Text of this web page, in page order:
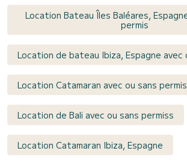
Location Bateau Îles Baléares,
permis
Location de bateau Ibiza, Espagne avec
Location Catamaran avec ou sans permis
Location de Bali avec ou sans permiss
Location Catamaran Ibiza, Espagne